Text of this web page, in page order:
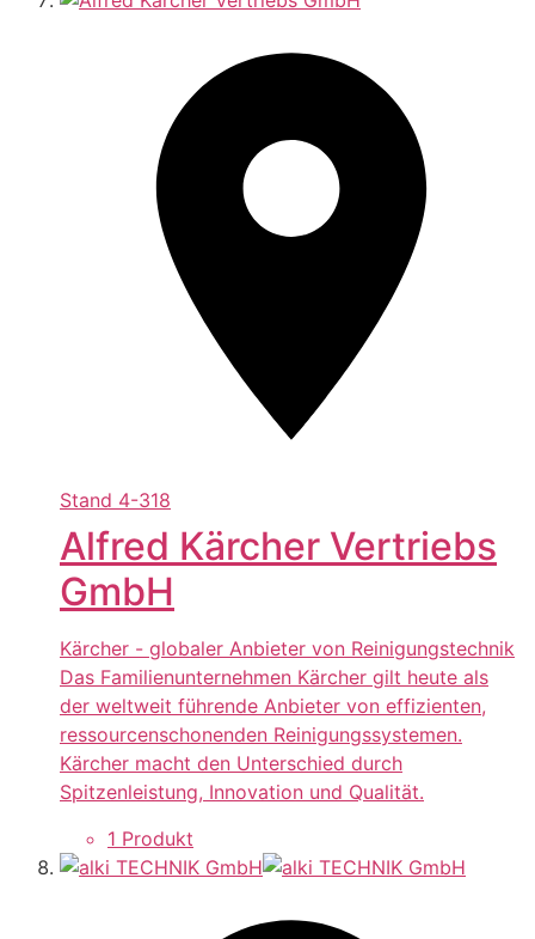
Stand 4-318
Alfred Kärcher Vertriebs
GmbH
Kärcher - globaler Anbieter von Reinigungstechnik
Das Familienunternehmen Kärcher gilt heute als
der weltweit führende Anbieter von effizienten,
ressourcenschonenden Reinigungssystemen.
Kärcher macht den Unterschied durch
Spitzenleistung, Innovation und Qualität.
1 Produkt